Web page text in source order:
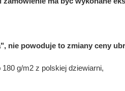
nie powoduje to zmiany ceny
g/m2 z polskiej dziewiarni,